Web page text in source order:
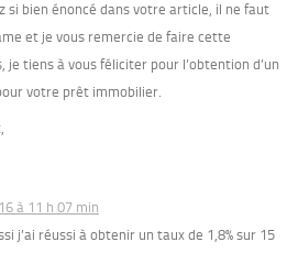
si bien énoncé dans votre article, il ne faut
et je vous remercie de faire cette
je tiens à vous féliciter pour l’obtention d’un
votre prêt immobilier.
à 11 h 07 min
j’ai réussi à obtenir un taux de 1,8% sur 15